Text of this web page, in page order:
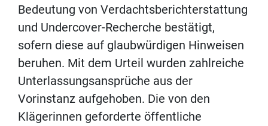
Bedeutung von Verdachtsberichterstattung
und Undercover-Recherche bestätigt,
sofern diese auf glaubwürdigen Hinweisen
beruhen. Mit dem Urteil wurden zahlreiche
Unterlassungsansprüche aus der
Vorinstanz aufgehoben. Die von den
Klägerinnen geforderte öffentliche